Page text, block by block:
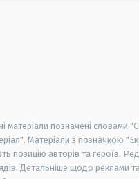
матеріали позначені словами
Матеріали з позначкою
позицію авторів та героїв.
Детальніше щодо реклами